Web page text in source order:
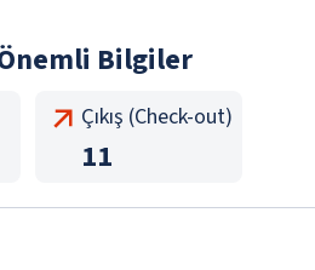
Bilgiler
Çıkış (Check-out)
11